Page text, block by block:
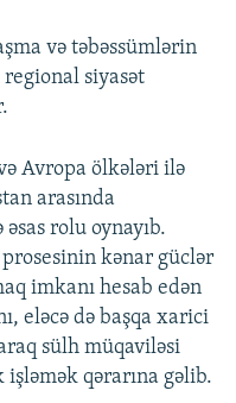
və təbəssümlərin
regional siyasət
Avropa ölkələri ilə
arasında
rolu oynayıb.
kənar güclər
imkanı hesab edən
eləcə də başqa xarici
sülh müqaviləsi
qərarına gəlib.